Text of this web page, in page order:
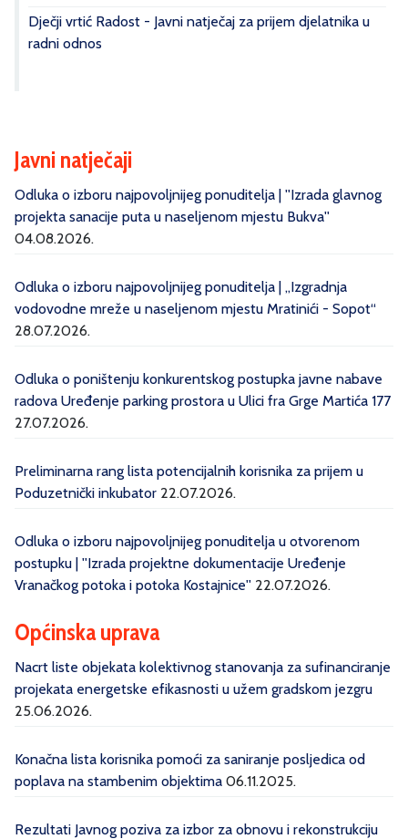
Dječji vrtić Radost - Javni natječaj za prijem djelatnika u
radni odnos
Javni natječaji
Odluka o izboru najpovoljnijeg ponuditelja | ''Izrada glavnog
projekta sanacije puta u naseljenom mjestu Bukva''
04.08.2026.
Odluka o izboru najpovoljnijeg ponuditelja | „Izgradnja
vodovodne mreže u naseljenom mjestu Mratinići - Sopot“
28.07.2026.
Odluka o poništenju konkurentskog postupka javne nabave
radova Uređenje parking prostora u Ulici fra Grge Martića 177
27.07.2026.
Preliminarna rang lista potencijalnih korisnika za prijem u
Poduzetnički inkubator 22.07.2026.
Odluka o izboru najpovoljnijeg ponuditelja u otvorenom
postupku | ''Izrada projektne dokumentacije Uređenje
Vranačkog potoka i potoka Kostajnice'' 22.07.2026.
Općinska uprava
Nacrt liste objekata kolektivnog stanovanja za sufinanciranje
projekata energetske efikasnosti u užem gradskom jezgru
25.06.2026.
Konačna lista korisnika pomoći za saniranje posljedica od
poplava na stambenim objektima 06.11.2025.
Rezultati Javnog poziva za izbor za obnovu i rekonstrukciju